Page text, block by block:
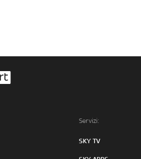
Servizi:
SKY TV